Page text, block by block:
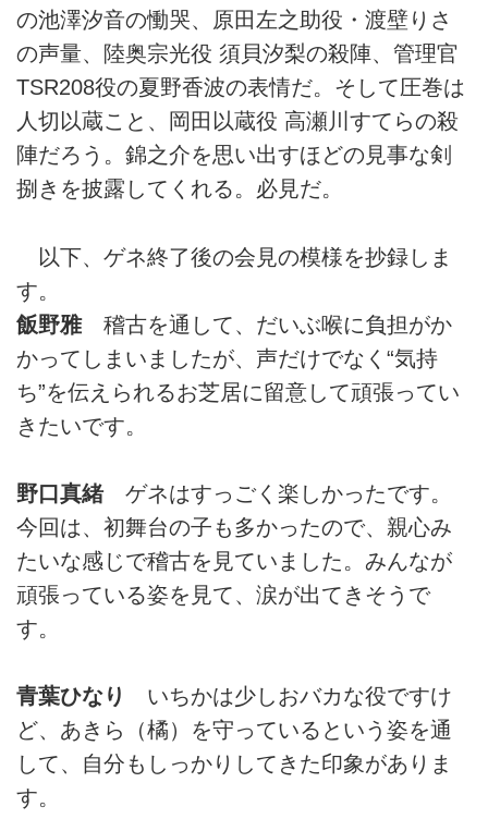
の池澤汐音の慟哭、原田左之助役・渡壁りさ
の声量、陸奥宗光役 須貝汐梨の殺陣、管理官
TSR208役の夏野香波の表情だ。そして圧巻は
人切以蔵こと、岡田以蔵役 高瀬川すてらの殺
陣だろう。錦之介を思い出すほどの見事な剣
捌きを披露してくれる。必見だ。
以下、ゲネ終了後の会見の模様を抄録しま
す。
飯野雅稽古を通して、だいぶ喉に負担がか
かってしまいましたが、声だけでなく“気持
ち”を伝えられるお芝居に留意して頑張ってい
きたいです。
野口真緒ゲネはすっごく楽しかったです。
今回は、初舞台の子も多かったので、親心み
たいな感じで稽古を見ていました。みんなが
頑張っている姿を見て、涙が出てきそうで
す。
青葉ひなり
いちかは少しおバカな役ですけ
ど、あきら（橘）を守っているという姿を通
して、自分もしっかりしてきた印象がありま
す。